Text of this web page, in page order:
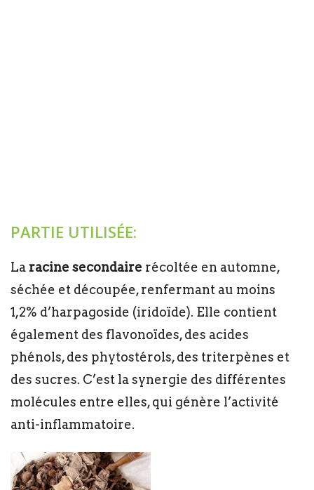
PARTIE UTILISÉE:
La racine secondaire récoltée en automne,
séchée et découpée, renfermant au moins
1,2% d’harpagoside (iridoïde). Elle contient
également des flavonoïdes, des acides
phénols, des phytostérols, des triterpènes et
des sucres. C’est la synergie des différentes
molécules entre elles, qui génère l’activité
anti-inflammatoire.